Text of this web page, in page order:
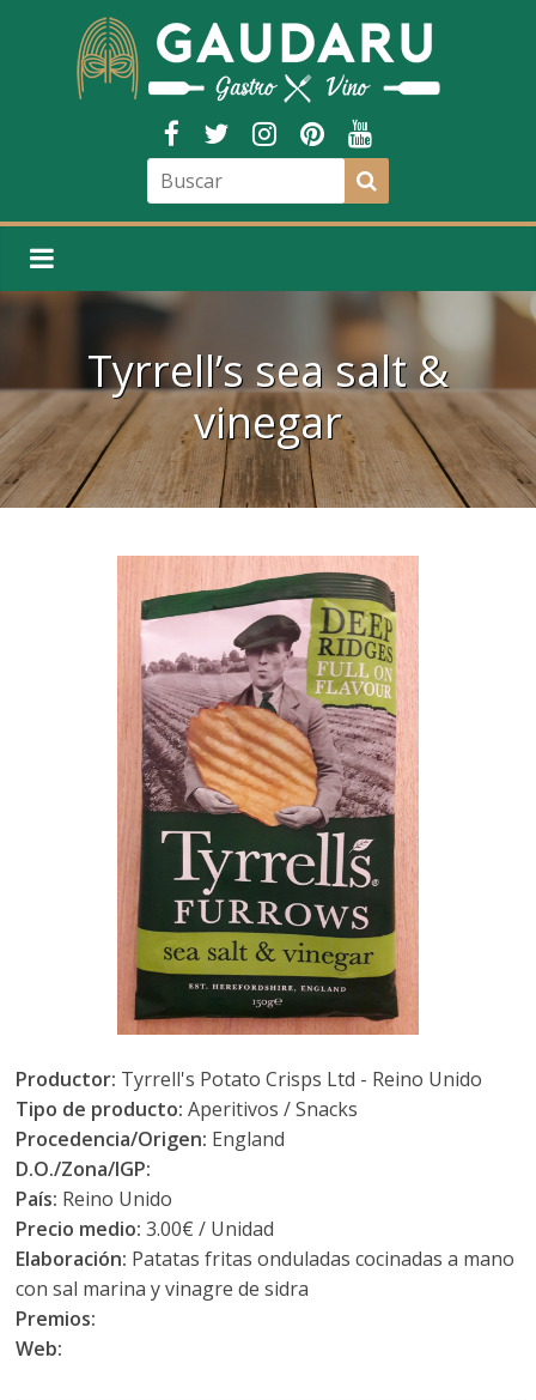
Tyrrell’s sea salt &
vinegar
Productor: Tyrrell's Potato Crisps Ltd - Reino Unido
Tipo de producto:Aperitivos / Snacks
Procedencia/Origen: England
D.O./Zona/IGP:
País: Reino Unido
Precio medio: 3.00€ / Unidad
Elaboración: Patatas fritas onduladas cocinadas a mano
con sal marina y vinagre de sidra
Premios:
Web: